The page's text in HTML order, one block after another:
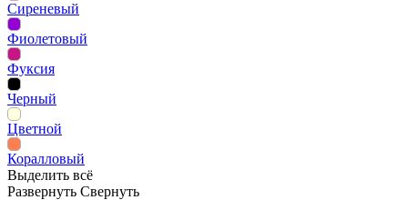
Сиреневый
Фиолетовый
Фуксия
Черный
Цветной
Коралловый
Выделить всё
Развернуть Свернуть